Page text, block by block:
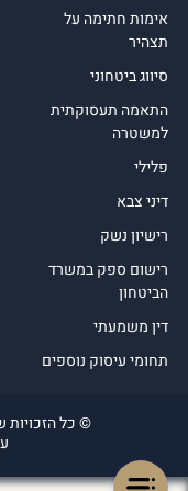
אימות חתימה על
תצהיר
סיווג ביטחוני
התאמה תעסוקתית
למשטרה
פלילי
דיני צבא
רישיון נשק
רישום ספק במשרד
הביטחון
דין משמעתי
תחומי עיסוק נוספים
© כל הזכויות